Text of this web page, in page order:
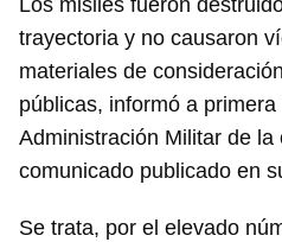
Los misiles fueron
trayectoria y no causaron
materiales de
públicas, informó a
Administración Militar de
comunicado publicado en
Se trata, por el elevado